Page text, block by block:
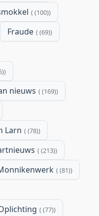
(100)
Fraude (69)
nieuws (169)
Larn (78)
(213)
(81)
(77)